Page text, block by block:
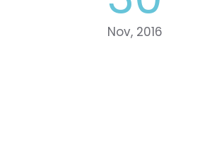
Nov, 2016